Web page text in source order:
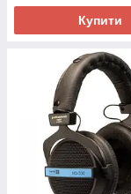
Купити